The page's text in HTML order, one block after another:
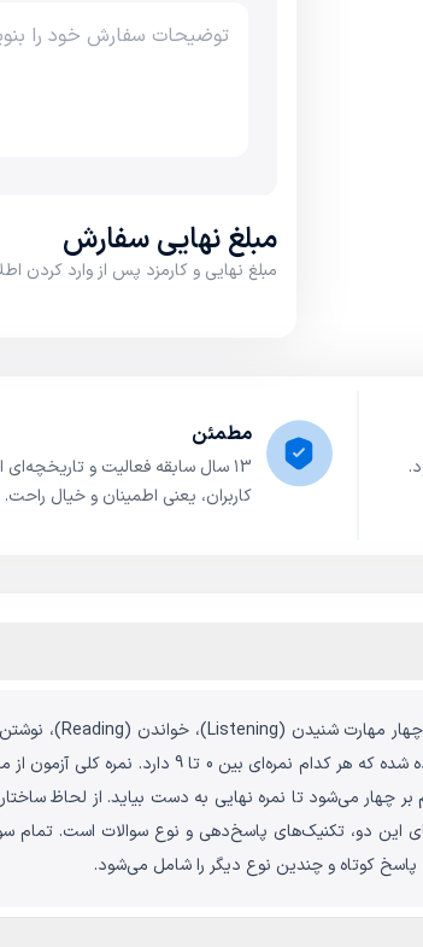
مبلغ نهایی سفارش
مبلغ نهایی و کارمزد پس از وارد کردن
مطمئن
۱3 سال سابقه فعالیت و
کاربران، یعنی اطمینان و خیال راحت.
می‌شود تا نمره نهایی به دست بیاید. از لحاظ
کوتاه و چندین نوع دیگر را شامل می‌شود.